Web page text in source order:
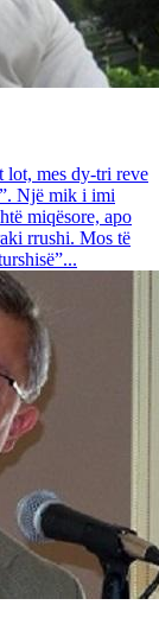
mes dy-tri reve
Një mik i imi
miqësore, apo
rrushi. Mos të